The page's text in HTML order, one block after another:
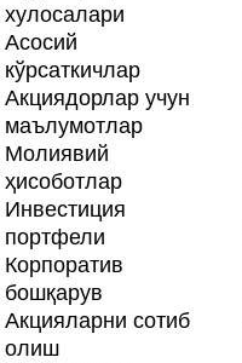
хулосалари
Асосий
кўрсаткичлар
Акциядорлар учун
маълумотлар
Молиявий
ҳисоботлар
Инвестиция
портфели
Корпоратив
бошқарув
Акцияларни сотиб
олиш